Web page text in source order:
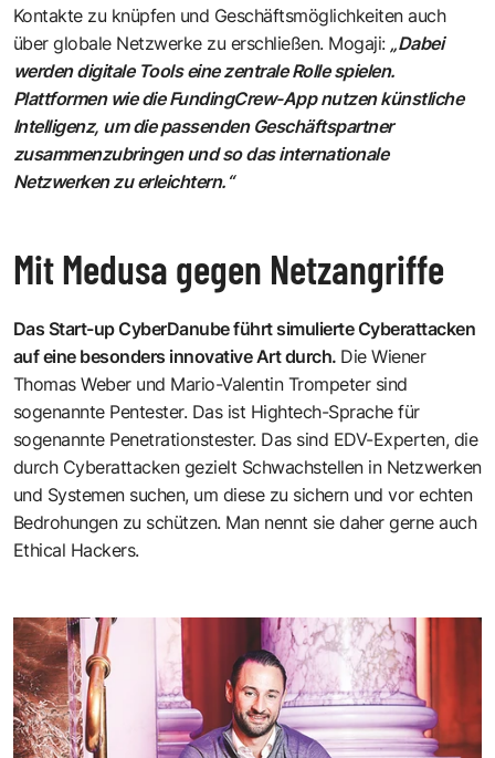
Kontakte zu knüpfen und Geschäftsmöglichkeiten auch
über globale Netzwerke zu erschließen. Mogaji: „Dabei
werden digitale Tools eine zentrale Rolle spielen.
Plattformen wie die FundingCrew-App nutzen künstliche
Intelligenz, um die passenden Geschäftspartner
zusammenzubringen und so das internationale
Netzwerken zu erleichtern.“
Mit Medusa gegen Netzangriffe
Das Start-upCyberDanubeführt simulierte Cyberattacken
auf eine besonders innovative Art durch. Die Wiener
Thomas Weber und Mario-Valentin Trompetersind
sogenannte Pentester. Das ist Hightech-Sprache für
sogenannte Penetrationstester. Das sind EDV-Experten, die
durch Cyberattacken gezielt Schwachstellen in Netzwerken
und Systemen suchen, um diese zu sichern und vor echten
Bedrohungen zu schützen. Man nennt sie daher gerne auch
Ethical Hackers.